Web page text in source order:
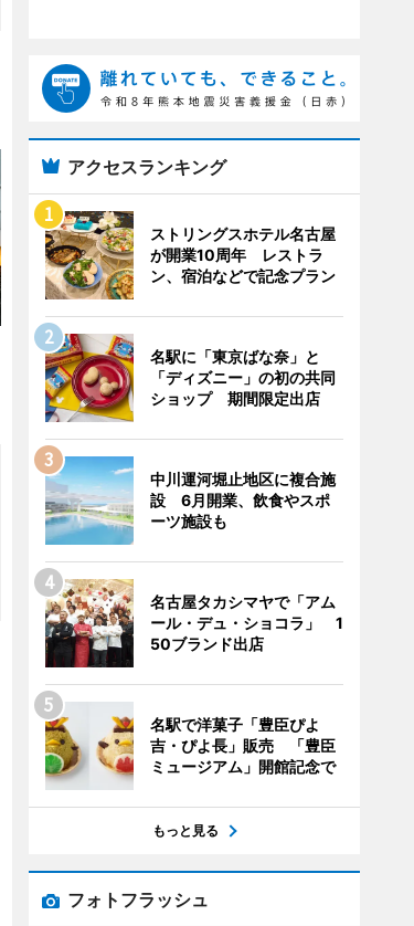
アクセスランキング
ストリングスホテル名古屋
が開業10周年 レストラ
ン、宿泊などで記念プラン
名駅に「東京ばな奈」と
「ディズニー」の初の共同
ショップ 期間限定出店
中川運河堀止地区に複合施
設 6月開業、飲食やスポ
ーツ施設も
名古屋タカシマヤで「アム
ール・デュ・ショコラ」 1
50ブランド出店
名駅で洋菓子「豊臣ぴよ
吉・ぴよ長」販売 「豊臣
ミュージアム」開館記念で
もっと見る
フォトフラッシュ